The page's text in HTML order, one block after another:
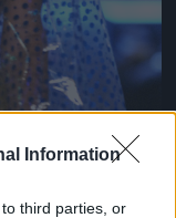
Information
third parties, or